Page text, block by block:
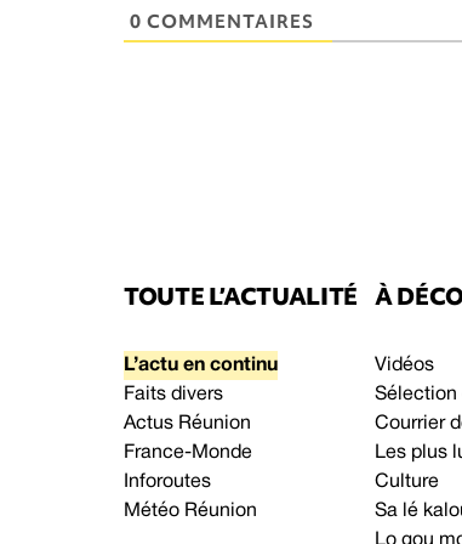
0 COMMENTAIRES
TOUTE L’ACTUALITÉ
L’actu en continu
Faits divers
Actus Réunion
France-Monde
Inforoutes
Météo Réunion
À
Vidéos
Sélection
Courrier
Les plus
Culture
Sa lé
Lo gou